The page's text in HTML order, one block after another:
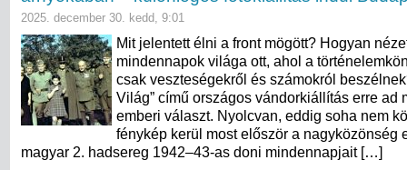
2025. december 30. kedd, 9:01
Mit jelentett élni a front mögött? Hogyan
mindennapok világa ott, ahol a
csak veszteségekről és számokról
Világ” című országos vándorkiállítás erre ad
emberi választ. Nyolcvan, eddig soha nem
fénykép kerül most először a nagyközönség
magyar 2. hadsereg 1942–43-as doni mindennapjait […]